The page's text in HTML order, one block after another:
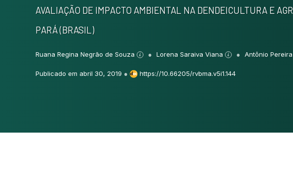
AVALIAÇÃO DE IMPACTO AMBIENTAL NA DENDEICULTURA E
PARÁ (BRASIL)
Ruana Regina Negrão de Souza Lorena Saraiva Viana Antônio
Publicado em abril 30, 2019 ● https://10.66205/rvbma.v5i1.144